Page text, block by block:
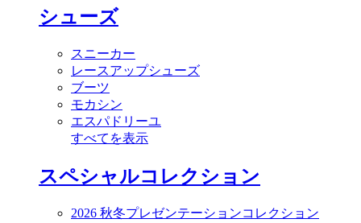
シューズ
スニーカー
レースアップシューズ
ブーツ
モカシン
エスパドリーユ
すべてを表示
スペシャルコレクション
2026 秋冬プレゼンテーションコレクション